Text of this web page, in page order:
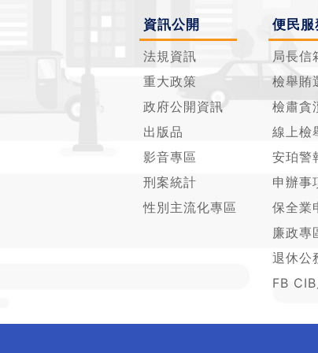
資訊公開
法規資訊
重大政策
政府公開資訊
出版品
影音專區
刑案統計
性別主流化專區
便民服
局長信
檢舉賄
檢肅貪
線上檢
安珀警
申辦事
保全業
廉政專
退休公
FB